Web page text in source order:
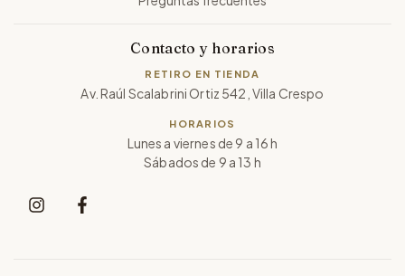
Contacto y horarios
RETIRO EN TIENDA
Av. Raúl Scalabrini Ortiz 542, Villa Crespo
HORARIOS
Lunes a viernes de 9 a 16 h
Sábados de 9 a 13 h